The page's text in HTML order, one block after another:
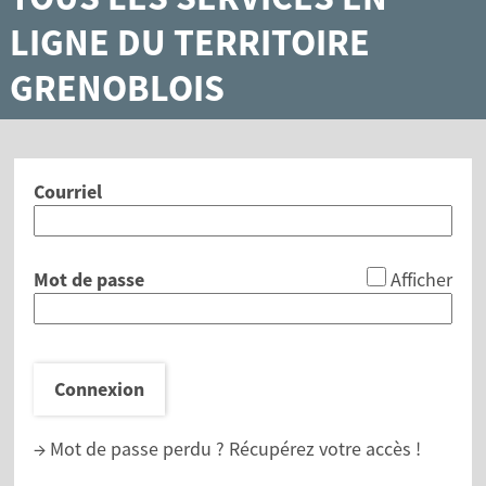
LIGNE DU TERRITOIRE
GRENOBLOIS
Courriel
Mot de passe Afficher
Connexion
→ Mot de passe perdu ? Récupérez votre accès !